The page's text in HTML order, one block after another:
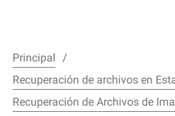
Principal
Recuperación de archivos en
Recuperación de Archivos de